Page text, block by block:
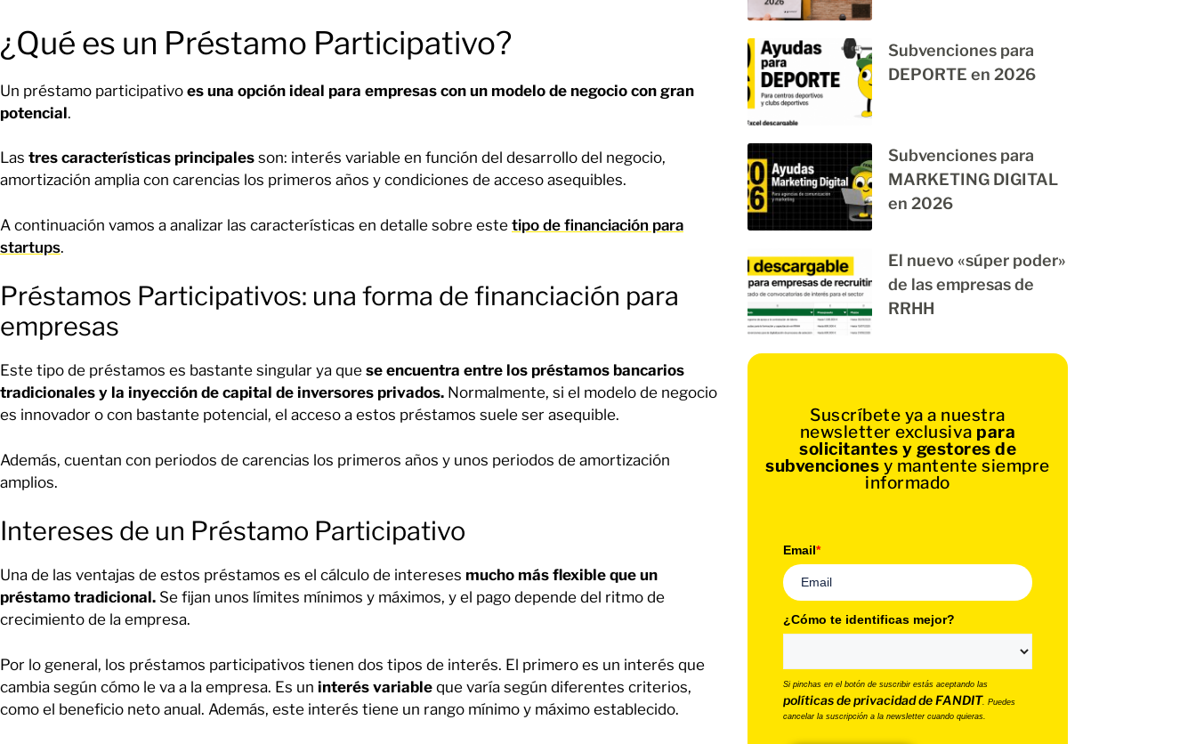
¿Qué es un Préstamo Participativo?
Un préstamo participativo es una opción ideal para empresas con un modelo de negocio con gran
potencial.
Las tres características principales son: interés variable en función del desarrollo del negocio,
amortización amplia con carencias los primeros años y condiciones de acceso asequibles.
A continuación vamos a analizar las características en detalle sobre este tipo de financiación para
startups.
Préstamos Participativos: una forma de financiación para
empresas
Este tipo de préstamos es bastante singular ya que se encuentra entre los préstamos bancarios
tradicionales y la inyección de capital de inversores privados. Normalmente, si el modelo de negocio
es innovador o con bastante potencial, el acceso a estos préstamos suele ser asequible.
Además, cuentan con periodos de carencias los primeros años y unos periodos de amortización
amplios.
Intereses de un Préstamo Participativo
Una de las ventajas de estos préstamos es el cálculo de intereses mucho más flexible que un
préstamo tradicional. Se fijan unos límites mínimos y máximos, y el pago depende del ritmo de
crecimiento de la empresa.
Por lo general, los préstamos participativos tienen dos tipos de interés. El primero es un interés que
cambia según cómo le va a la empresa. Es un interés variable que varía según diferentes criterios,
como el beneficio neto anual. Además, este interés tiene un rango mínimo y máximo establecido.
Subvenciones para
DEPORTE en 2026
Subvenciones para
MARKETING DIGITAL
en 2026
El nuevo «súper poder»
de las empresas de
RRHH
Suscríbete ya a nuestra
newsletter exclusiva para
solicitantes y gestores de
subvenciones y mantente siempre
informado
Email*
¿Cómo te identificas mejor?
Si pinchas en el botón de suscribir estás aceptando las
políticas de privacidad de FANDIT . Puedes
cancelar la suscripción a la newsletter cuando quieras.